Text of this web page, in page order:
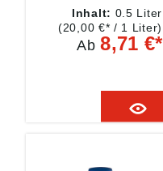
Leicht bedienbar
Einsatzbereiche: •
Asphalt, Steine,
Rasen, Sand, Kies,
Schnee, Stahl etc.
Inhalt: 0.5 Liter
(20,00 €* / 1 Liter)
Ab8,71 €*